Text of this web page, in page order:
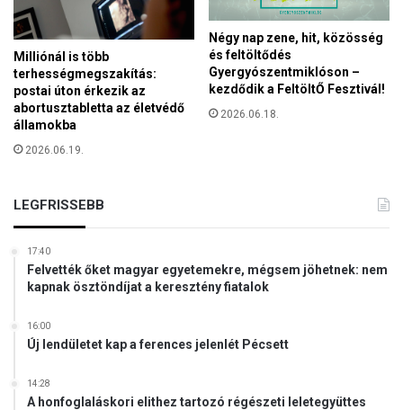
a
s
z
á
m
Milliónál is több
terhességmegszakítás:
postai úton érkezik az
abortusztabletta az életvédő
államokba
2026.06.19.
Négy nap zene, hit, közösség
és feltöltődés
Gyergyószentmiklóson –
kezdődik a FeltöltŐ Fesztivál!
2026.06.18.
LEGFRISSEBB
17:40
Felvették őket magyar egyetemekre, mégsem jöhetnek: nem
kapnak ösztöndíjat a keresztény fiatalok
16:00
Új lendületet kap a ferences jelenlét Pécsett
14:28
A honfoglaláskori elithez tartozó régészeti leletegyüttes